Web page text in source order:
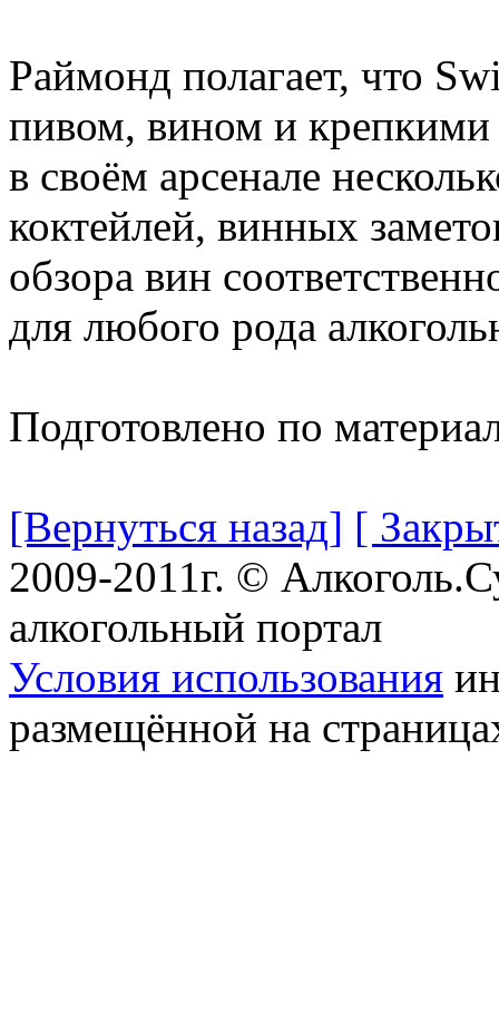
Раймонд полагает, что
пивом, вином и
в своём арсенале
коктейлей, винных
обзора вин
для любого рода
Подготовлено по
[Вернуться назад] [
2009-2011г. ©
алкогольный портал
Условия использования
размещённой на